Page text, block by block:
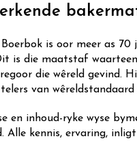
is oor meer as
is die maatstaf
die wêreld gevind.
van wêreldstandaard
en inhoud-ryke wyse
kennis, ervaring,